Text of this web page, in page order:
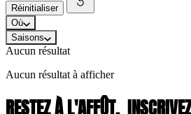
Réinitialiser
Où
Saisons
Aucun résultat
Aucun résultat à afficher
RESTEZ À L'AFFÛT,